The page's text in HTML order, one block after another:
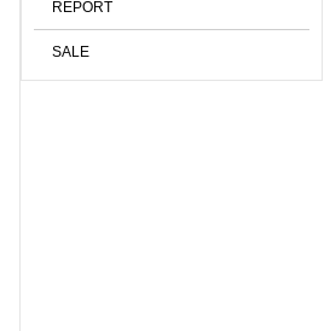
REPORT
SALE